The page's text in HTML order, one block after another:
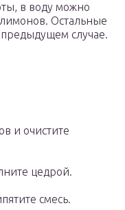
в воду можно
Остальные
случае.
и очистите
цедрой.
смесь.